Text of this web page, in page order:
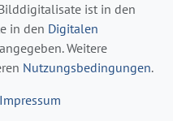
ist in den
in den Digitalen
angegeben. Weitere
Nutzungsbedingungen.
Impressum